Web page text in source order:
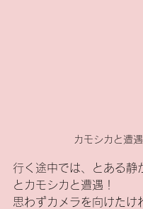
カモシカと遭遇
行く途中では、とある静
とカモシカと遭遇！
思わずカメラを向けたけ